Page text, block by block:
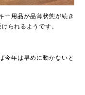
ー用品が品薄状態が続き
られるようです。
今年は早めに動かないと